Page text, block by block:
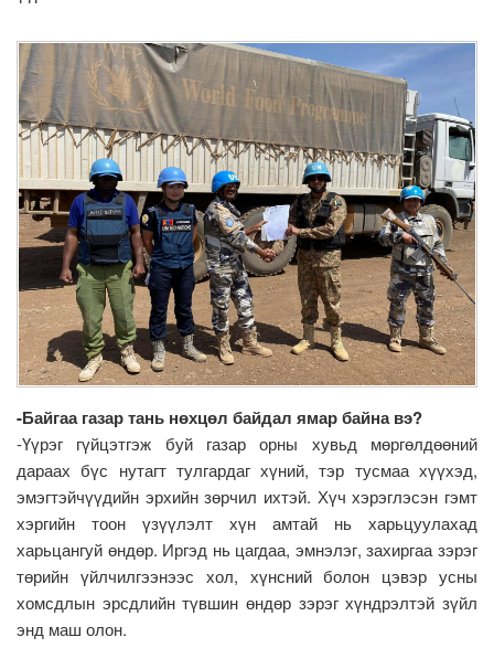
-Байгаа газар тань нөхцөл байдал ямар байна вэ?
-Үүрэг гүйцэтгэж буй газар орны хувьд мөргөлдөөний
дараах бүс нутагт тулгардаг хүний, тэр тусмаа хүүхэд,
эмэгтэйчүүдийн эрхийн зөрчил ихтэй. Хүч хэрэглэсэн гэмт
хэргийн тоон үзүүлэлт хүн амтай нь харьцуулахад
харьцангуй өндөр. Иргэд нь цагдаа, эмнэлэг, захиргаа зэрэг
төрийн үйлчилгээнээс хол, хүнсний болон цэвэр усны
хомсдлын эрсдлийн түвшин өндөр зэрэг хүндрэлтэй зүйл
энд маш олон.